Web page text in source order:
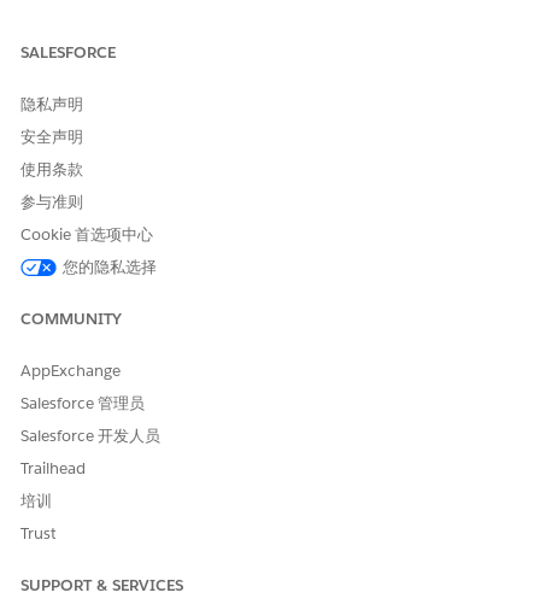
SALESFORCE
隐私声明
安全声明
使用条款
参与准则
Cookie 首选项中心
您的隐私选择
COMMUNITY
AppExchange
Salesforce 管理员
Salesforce 开发人员
Trailhead
培训
Trust
SUPPORT & SERVICES